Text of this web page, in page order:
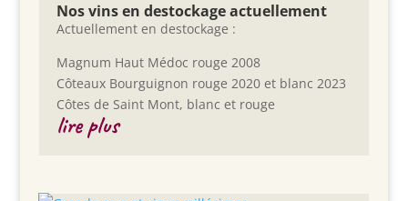
Nos vins en destockage actuellement
Actuellement en destockage :
Magnum Haut Médoc rouge 2008
Côteaux Bourguignon rouge 2020 et blanc 2023
Côtes de Saint Mont, blanc et rouge
lire plus